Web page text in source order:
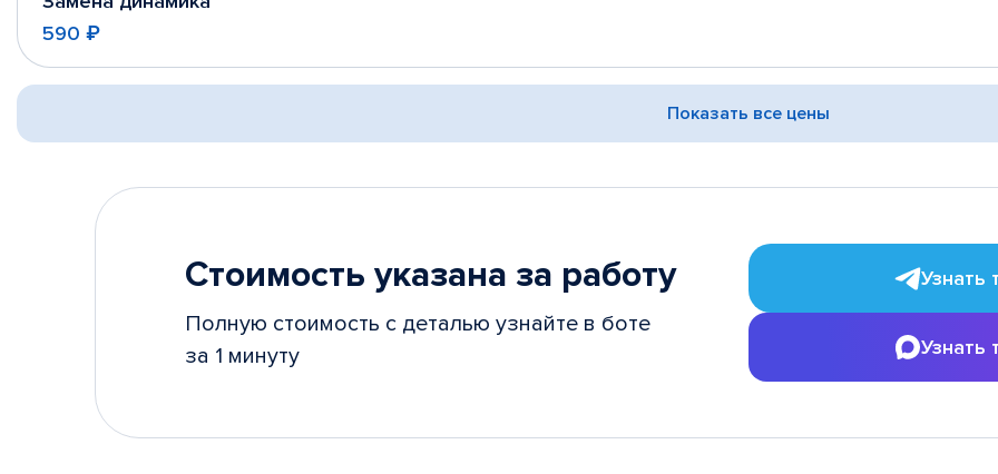
590 ₽
Показать все цены
Стоимость указана за работу
Полную стоимость с деталью узнайте в боте
за 1 минуту
Узнать
Узнать